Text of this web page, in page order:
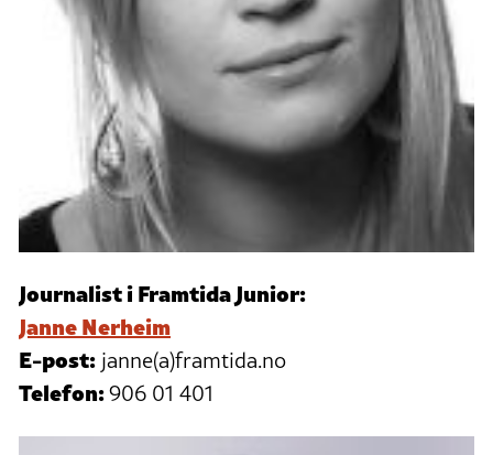
Journalist i Framtida Junior:
Janne Nerheim
E-post: janne(a)framtida.no
Telefon:906 01 401